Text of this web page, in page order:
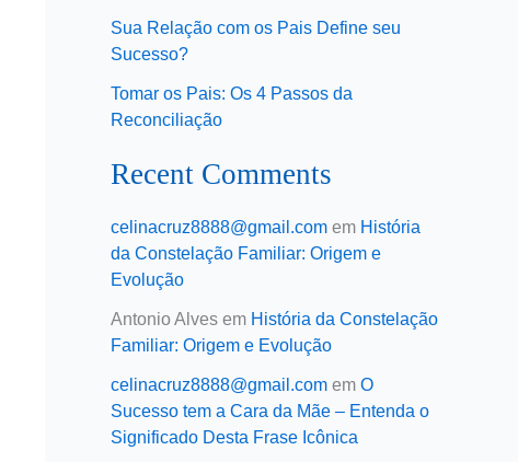
Sua Relação com os Pais Define seu
Sucesso?
Tomar os Pais: Os 4 Passos da
Reconciliação
Recent Comments
celinacruz8888@gmail.com em História
da Constelação Familiar: Origem e
Evolução
Antonio Alves em História da Constelação
Familiar: Origem e Evolução
celinacruz8888@gmail.com em O
Sucesso tem a Cara da Mãe – Entenda o
Significado Desta Frase Icônica